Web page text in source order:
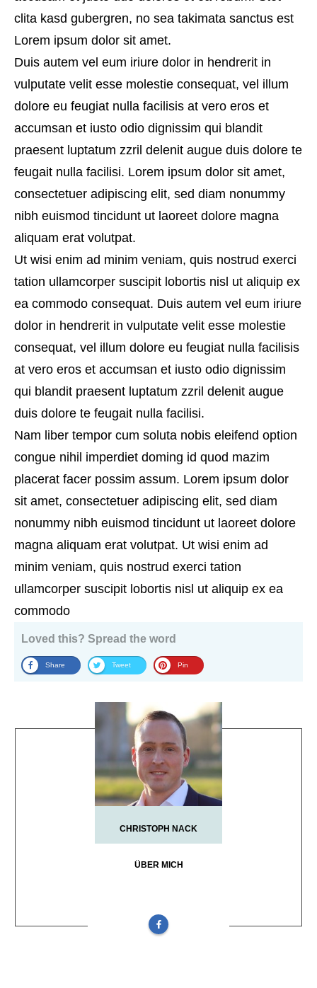
clita kasd gubergren, no sea takimata sanctus est
Lorem ipsum dolor sit amet.
Duis autem vel eum iriure dolor in hendrerit in
vulputate velit esse molestie consequat, vel illum
dolore eu feugiat nulla facilisis at vero eros et
accumsan et iusto odio dignissim qui blandit
praesent luptatum zzril delenit augue duis dolore te
feugait nulla facilisi. Lorem ipsum dolor sit amet,
consectetuer adipiscing elit, sed diam nonummy
nibh euismod tincidunt ut laoreet dolore magna
aliquam erat volutpat.
Ut wisi enim ad minim veniam, quis nostrud exerci
tation ullamcorper suscipit lobortis nisl ut aliquip ex
ea commodo consequat. Duis autem vel eum iriure
dolor in hendrerit in vulputate velit esse molestie
consequat, vel illum dolore eu feugiat nulla facilisis
at vero eros et accumsan et iusto odio dignissim
qui blandit praesent luptatum zzril delenit augue
duis dolore te feugait nulla facilisi.
Nam liber tempor cum soluta nobis eleifend option
congue nihil imperdiet doming id quod mazim
placerat facer possim assum. Lorem ipsum dolor
sit amet, consectetuer adipiscing elit, sed diam
nonummy nibh euismod tincidunt ut laoreet dolore
magna aliquam erat volutpat. Ut wisi enim ad
minim veniam, quis nostrud exerci tation
ullamcorper suscipit lobortis nisl ut aliquip ex ea
commodo
Loved this? Spread the word
Share Tweet Pin
ÜBER MICH
CHRISTOPH NACK